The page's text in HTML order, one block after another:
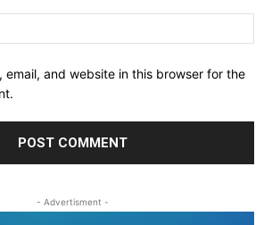
email, and website in this browser for the
- Advertisment -